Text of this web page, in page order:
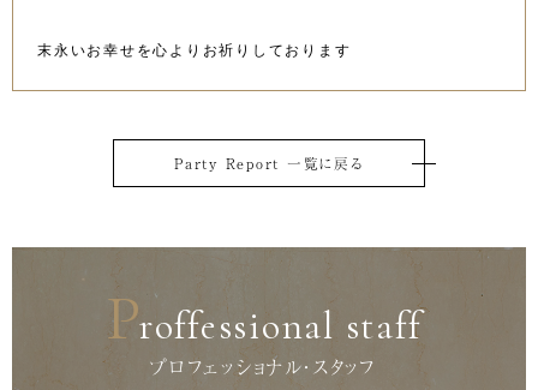
末永いお幸せを心よりお祈りしております
Party Report 一覧に戻る
Proffessional staff
プロフェッショナル・スタッフ